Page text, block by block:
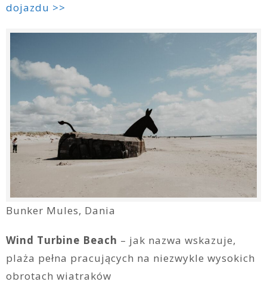
dojazdu >>
Bunker Mules, Dania
Wind Turbine Beach – jak nazwa wskazuje,
plaża pełna pracujących na niezwykle wysokich
obrotach wiatraków